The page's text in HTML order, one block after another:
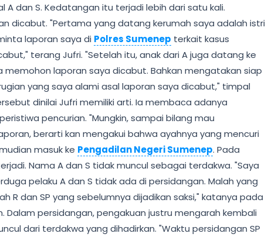
A dan S. Kedatangan itu terjadi lebih dari satu kali.
dicabut. "Pertama yang datang kerumah saya adalah istri
laporan saya di Polres Sumenep terkait kasus
terang Jufri. "Setelah itu, anak dari A juga datang ke
memohon laporan saya dicabut. Bahkan mengatakan siap
yang saya alami asal laporan saya dicabut," timpal
dinilai Jufri memiliki arti. Ia membaca adanya
pencurian. "Mungkin, sampai bilang mau
berarti kan mengakui bahwa ayahnya yang mencuri
masuk ke Pengadilan Negeri Sumenep. Pada
Nama A dan S tidak muncul sebagai terdakwa. "Saya
pelaku A dan S tidak ada di persidangan. Malah yang
R dan SP yang sebelumnya dijadikan saksi," katanya pada
Dalam persidangan, pengakuan justru mengarah kembali
dari terdakwa yang dihadirkan. "Waktu persidangan SP